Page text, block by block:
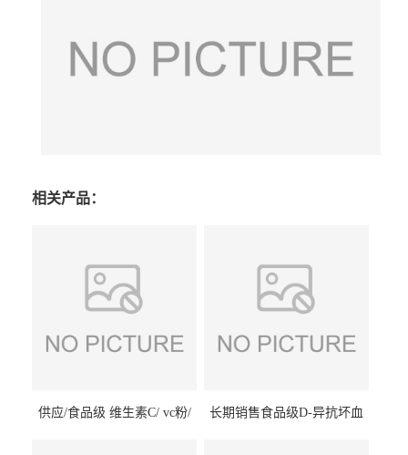
相关产品：
供应/食品级 维生素C/ vc粉/
长期销售食品级D-异抗坏血